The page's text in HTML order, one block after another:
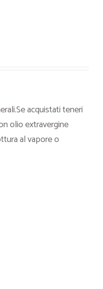
acquistati teneri
olio extravergine
al vapore o